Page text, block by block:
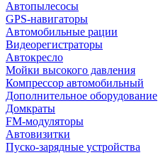
Автопылесосы
GPS-навигаторы
Автомобильные рации
Видеорегистраторы
Автокресло
Мойки высокого давления
Компрессор автомобильный
Дополнительное оборудование
Домкраты
FM-модуляторы
Автовизитки
Пуско-зарядные устройства